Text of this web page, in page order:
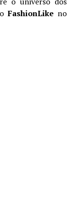
oFashionLike no